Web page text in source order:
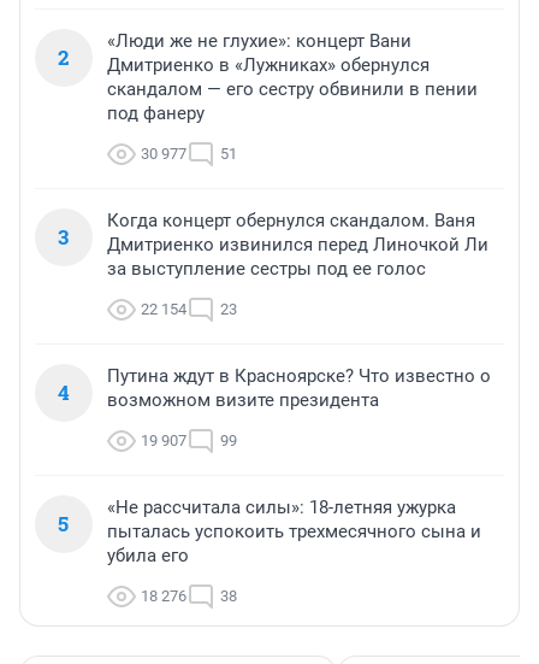
2
«Люди же не глухие»: концерт Вани
Дмитриенко в «Лужниках» обернулся
скандалом — его сестру обвинили в пении
под фанеру
30 977 51
3
Когда концерт обернулся скандалом. Ваня
Дмитриенко извинился перед Линочкой Ли
за выступление сестры под ее голос
22 154 23
4
Путина ждут в Красноярске? Что известно о
возможном визите президента
19 907 99
5
«Не рассчитала силы»: 18-летняя ужурка
пыталась успокоить трехмесячного сына и
убила его
18 276 38